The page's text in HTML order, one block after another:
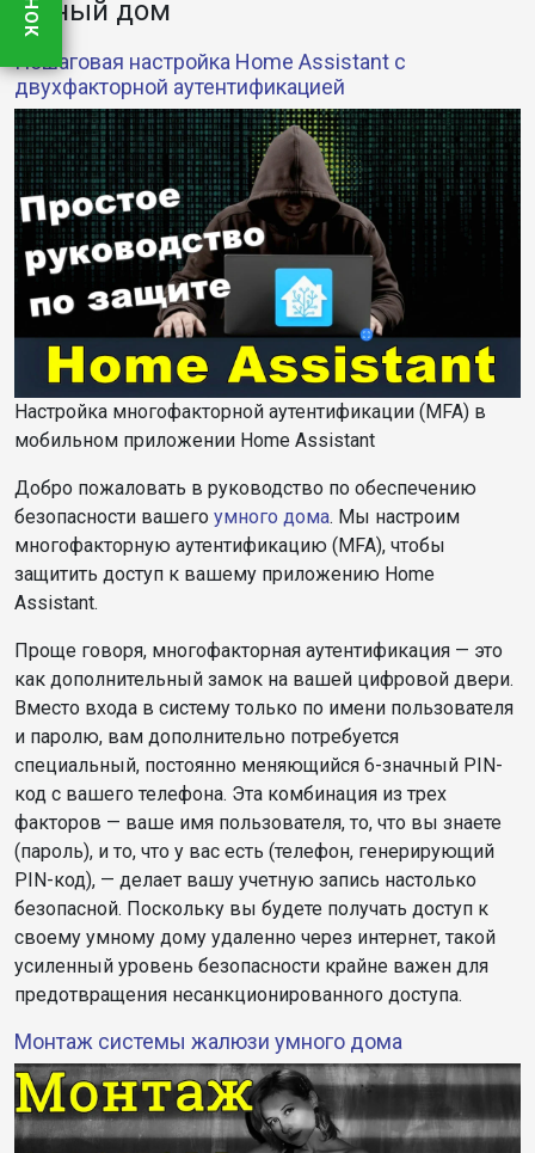
Умный дом
Пошаговая настройка Home Assistant с
двухфакторной аутентификацией
Настройка многофакторной аутентификации (MFA) в
мобильном приложении Home Assistant
Добро пожаловать в руководство по обеспечению
безопасности вашего умного дома. Мы настроим
многофакторную аутентификацию (MFA), чтобы
защитить доступ к вашему приложению Home
Assistant.
Проще говоря, многофакторная аутентификация — это
как дополнительный замок на вашей цифровой двери.
Вместо входа в систему только по имени пользователя
и паролю, вам дополнительно потребуется
специальный, постоянно меняющийся 6-значный PIN-
код с вашего телефона. Эта комбинация из трех
факторов — ваше имя пользователя, то, что вы знаете
(пароль), и то, что у вас есть (телефон, генерирующий
PIN-код), — делает вашу учетную запись настолько
безопасной. Поскольку вы будете получать доступ к
своему умному дому удаленно через интернет, такой
усиленный уровень безопасности крайне важен для
предотвращения несанкционированного доступа.
Монтаж системы жалюзи умного дома